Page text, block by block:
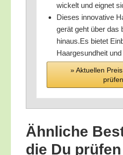
wi­ckelt und eig­net
Die­ses inno­va­ti­ve
ge­rät geht über das
hinaus.Es bie­tet
Haar­ge­sund­heit
» Aktu­el­len
Ähn­li­che
die Du